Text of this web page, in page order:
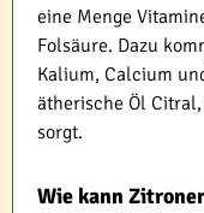
eine Menge
Folsäure. Dazu
Kalium, Calcium
ätherische Öl
sorgt.
Wie kann